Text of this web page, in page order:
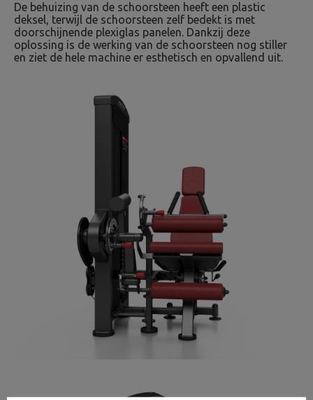
De behuizing van de schoorsteen heeft een plastic
deksel, terwijl de schoorsteen zelf bedekt is met
doorschijnende plexiglas panelen. Dankzij deze
oplossing is de werking van de schoorsteen nog stiller
en ziet de hele machine er esthetisch en opvallend uit.